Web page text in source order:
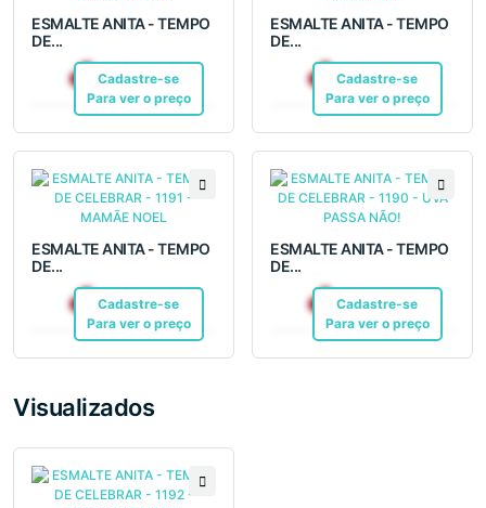
ESMALTE ANITA - TEMPO
DE...
Cadastre-se
Para ver o preço
R$ 6,99Pix
ESMALTE ANITA - TEMPO
DE...
Cadastre-se
Para ver o preço
R$ 6,99Pix
ESMALTE ANITA - TEMPO
DE...
Cadastre-se
Para ver o preço
R$ 6,99Pix
ESMALTE ANITA - TEMPO
DE...
Cadastre-se
Para ver o preço
R$ 6,99Pix
Visualizados